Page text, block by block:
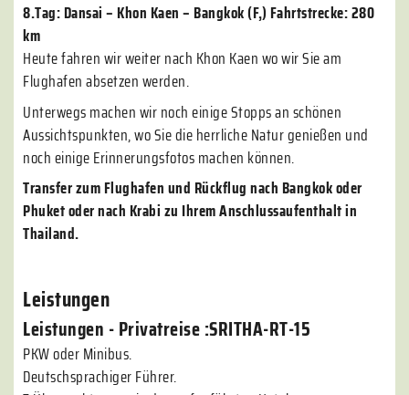
8.Tag: Dansai – Khon Kaen – Bangkok (F,) Fahrtstrecke: 280
km
Heute fahren wir weiter nach Khon Kaen wo wir Sie am
Flughafen absetzen werden.
Unterwegs machen wir noch einige Stopps an schönen
Aussichtspunkten, wo Sie die herrliche Natur genießen und
noch einige Erinnerungsfotos machen können.
Transfer zum Flughafen und Rückflug nach Bangkok oder
Phuket oder nach Krabi zu Ihrem Anschlussaufenthalt in
Thailand.
Leistungen
Leistungen - Privatreise :SRITHA-RT-15
PKW oder Minibus.
Deutschsprachiger Führer.